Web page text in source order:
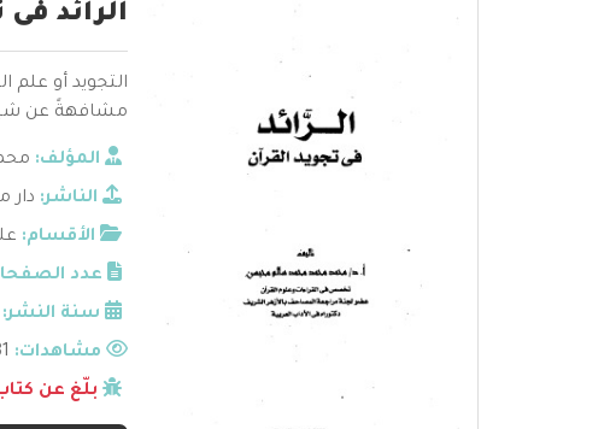
الرائد
التجويد أو علم
مشافهةً عن شيخٍ
المؤلف:
الناشر:
الأقسام:
عدد
سنة النشر:
مشاهدات:
بلّغ عن